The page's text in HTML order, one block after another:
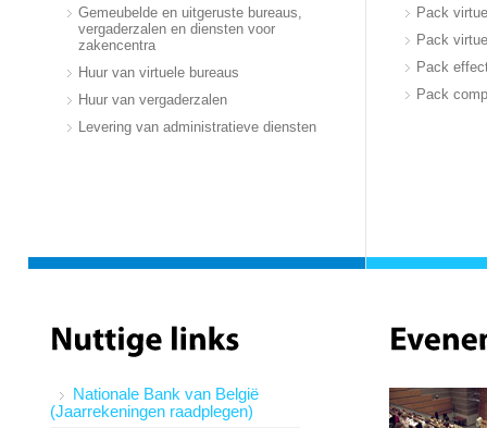
Gemeubelde en uitgeruste bureaus,
vergaderzalen en diensten voor
zakencentra
Huur van virtuele bureaus
Huur van vergaderzalen
Levering van administratieve diensten
Pack
Pack
Pack
Pack
Nationale Bank van België
(Jaarrekeningen raadplegen)